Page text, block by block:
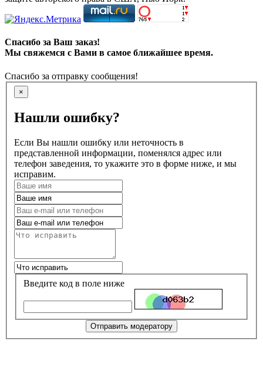
Спасибо за Ваш заказ!
Мы свяжемся с Вами в самое ближайшее время.
Спасибо за отправку сообщения!
×
Нашли ошибку?
Если Вы нашли ошибку или неточность в
представленной информации, поменялся адрес или
телефон заведения, то укажите это в форме ниже, и мы
исправим.
Введите код в поле ниже
Отправить модератору